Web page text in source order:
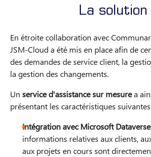
La solution
En étroite collaboration avec
JSM-Cloud a été mis en place afin de
des demandes de service client, la
la gestion des changements.
Un service d'assistance sur mesurea
présentant les caractéristiques
Intégration avec Microsoft
informations relatives aux clients,
aux projets en cours sont